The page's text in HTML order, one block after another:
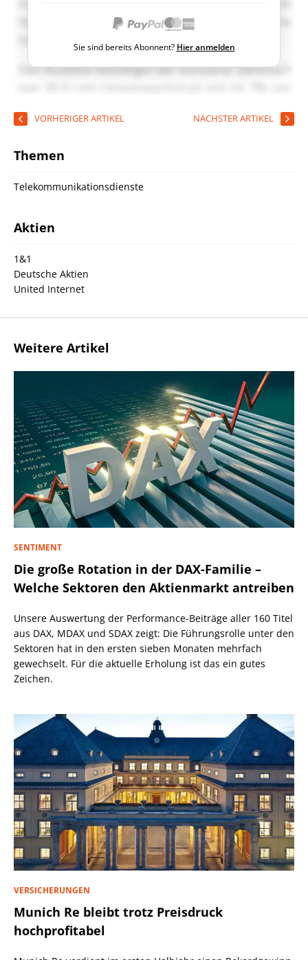
Sie sind bereits Abonnent? Hier anmelden
VORHERIGER ARTIKEL NÄCHSTER ARTIKEL
Themen
Telekommunikationsdienste
Aktien
1&1
Deutsche Aktien
United Internet
Weitere Artikel
SENTIMENT
Die große Rotation in der DAX-Familie –
Welche Sektoren den Aktienmarkt antreiben
Unsere Auswertung der Performance-Beiträge aller 160 Titel
aus DAX, MDAX und SDAX zeigt: Die Führungsrolle unter den
Sektoren hat in den ersten sieben Monaten mehrfach
gewechselt. Für die aktuelle Erholung ist das ein gutes
Zeichen.
VERSICHERUNGEN
Munich Re bleibt trotz Preisdruck
hochprofitabel